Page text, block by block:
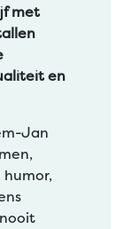
met
en
Jan